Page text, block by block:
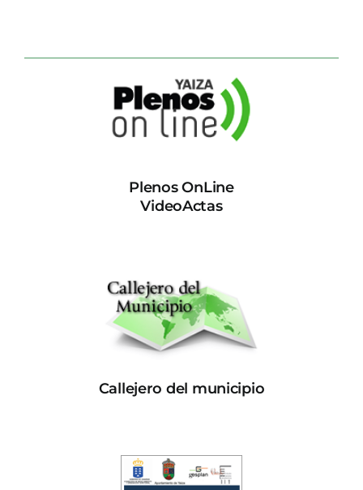
Plenos OnLine
VideoActas
Callejero del municipio